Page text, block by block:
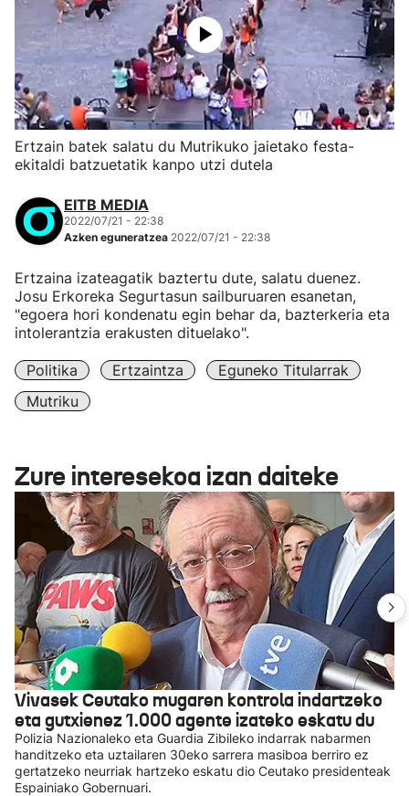
Ertzain batek salatu du Mutrikuko jaietako festa-
ekitaldi batzuetatik kanpo utzi dutela
EITB MEDIA
2022/07/21 - 22:38
Azken eguneratzea 2022/07/21 - 22:38
Ertzaina izateagatik baztertu dute, salatu duenez.
Josu Erkoreka Segurtasun sailburuaren esanetan,
"egoera hori kondenatu egin behar da, bazterkeria eta
intolerantzia erakusten dituelako".
Politika Ertzaintza
Eguneko Titularrak
Mutriku
Zure interesekoa izan daiteke
Vivasek Ceutako mugaren kontrola indartzeko
eta gutxienez 1.000 agente izateko eskatu du
Polizia Nazionaleko eta Guardia Zibileko indarrak nabarmen
handitzeko eta uztailaren 30eko sarrera masiboa berriro ez
gertatzeko neurriak hartzeko eskatu dio Ceutako presidenteak
Espainiako Gobernuari.